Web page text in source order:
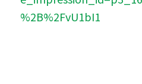
%2B%2FvU1bI1